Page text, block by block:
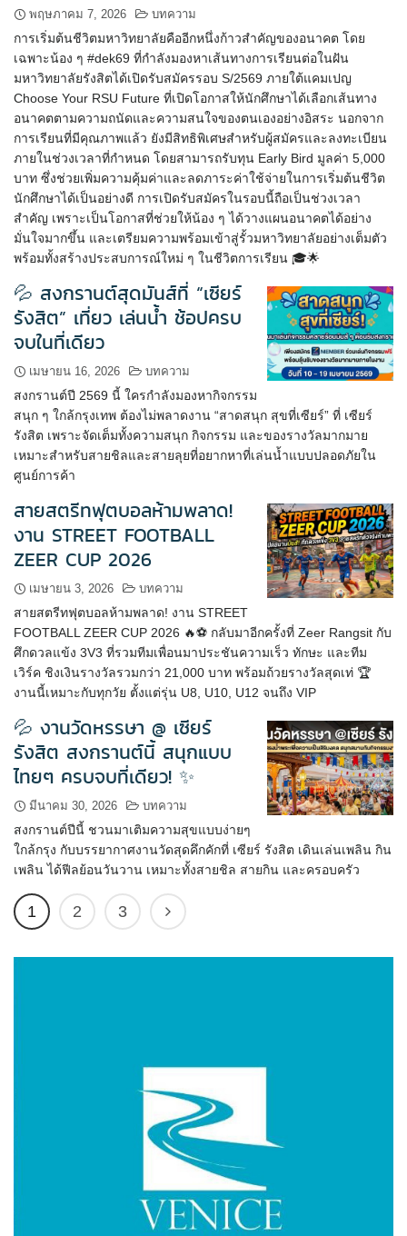
พฤษภาคม 7, 2026 บทความ
การเริ่มต้นชีวิตมหาวิทยาลัยคืออีกหนึ่งก้าวสำคัญของอนาคต โดย
เฉพาะน้อง ๆ #dek69 ที่กำลังมองหาเส้นทางการเรียนต่อในฝัน
มหาวิทยาลัยรังสิตได้เปิดรับสมัครรอบ S/2569 ภายใต้แคมเปญ
Choose Your RSU Future ที่เปิดโอกาสให้นักศึกษาได้เลือกเส้นทาง
อนาคตตามความถนัดและความสนใจของตนเองอย่างอิสระ นอกจาก
การเรียนที่มีคุณภาพแล้ว ยังมีสิทธิพิเศษสำหรับผู้สมัครและลงทะเบียน
ภายในช่วงเวลาที่กำหนด โดยสามารถรับทุน Early Bird มูลค่า 5,000
บาท ซึ่งช่วยเพิ่มความคุ้มค่าและลดภาระค่าใช้จ่ายในการเริ่มต้นชีวิต
นักศึกษาได้เป็นอย่างดี การเปิดรับสมัครในรอบนี้ถือเป็นช่วงเวลา
สำคัญ เพราะเป็นโอกาสที่ช่วยให้น้อง ๆ ได้วางแผนอนาคตได้อย่าง
มั่นใจมากขึ้น และเตรียมความพร้อมเข้าสู่รั้วมหาวิทยาลัยอย่างเต็มตัว
พร้อมทั้งสร้างประสบการณ์ใหม่ ๆ ในชีวิตการเรียน 🎓🌟
💦 สงกรานต์สุดมันส์ที่ “เซียร์
รังสิต” เที่ยว เล่นน้ำ ช้อปครบ
จบในที่เดียว
เมษายน 16, 2026 บทความ
สงกรานต์ปี 2569 นี้ ใครกำลังมองหากิจกรรม
สนุก ๆ ใกล้กรุงเทพ ต้องไม่พลาดงาน “สาดสนุก สุขที่เซียร์” ที่ เซียร์
รังสิต เพราะจัดเต็มทั้งความสนุก กิจกรรม และของรางวัลมากมาย
เหมาะสำหรับสายชิลและสายลุยที่อยากหาที่เล่นน้ำแบบปลอดภัยใน
ศูนย์การค้า
สายสตรีทฟุตบอลห้ามพลาด!
งาน STREET FOOTBALL
ZEER CUP 2026
เมษายน 3, 2026 บทความ
สายสตรีทฟุตบอลห้ามพลาด! งาน STREET
FOOTBALL ZEER CUP 2026 🔥⚽ กลับมาอีกครั้งที่ Zeer Rangsit กับ
ศึกดวลแข้ง 3V3 ที่รวมทีมเพื่อนมาประชันความเร็ว ทักษะ และทีม
เวิร์ค ชิงเงินรางวัลรวมกว่า 21,000 บาท พร้อมถ้วยรางวัลสุดเท่ 🏆
งานนี้เหมาะกับทุกวัย ตั้งแต่รุ่น U8, U10, U12 จนถึง VIP
💦 งานวัดหรรษา @ เซียร์
รังสิต สงกรานต์นี้ สนุกแบบ
ไทยๆ ครบจบที่เดียว! ✨
มีนาคม 30, 2026 บทความ
สงกรานต์ปีนี้ ชวนมาเติมความสุขแบบง่ายๆ
ใกล้กรุง กับบรรยากาศงานวัดสุดคึกคักที่ เซียร์ รังสิต เดินเล่นเพลิน กิน
เพลิน ได้ฟีลย้อนวันวาน เหมาะทั้งสายชิล สายกิน และครอบครัว
1 2 3